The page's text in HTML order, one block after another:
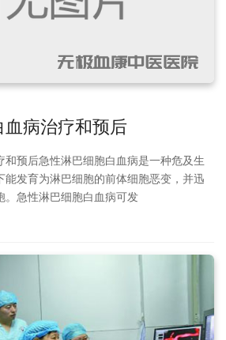
病治疗和预后
和预后急性淋巴细胞白血病是一种危及生
能发育为淋巴细胞的前体细胞恶变，并迅
。急性淋巴细胞白血病可发